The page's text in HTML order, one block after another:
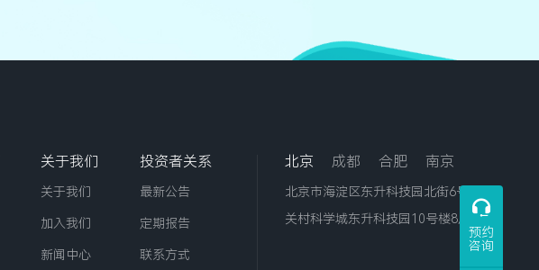
预约
咨询
关于我们
关于我们
加入我们
新闻中心
投资者关系
最新公告
定期报告
联系方式
北京 成都 合肥 南京
北京市海淀区东升科技园北街6号院中
关村科学城东升科技园10号楼8层